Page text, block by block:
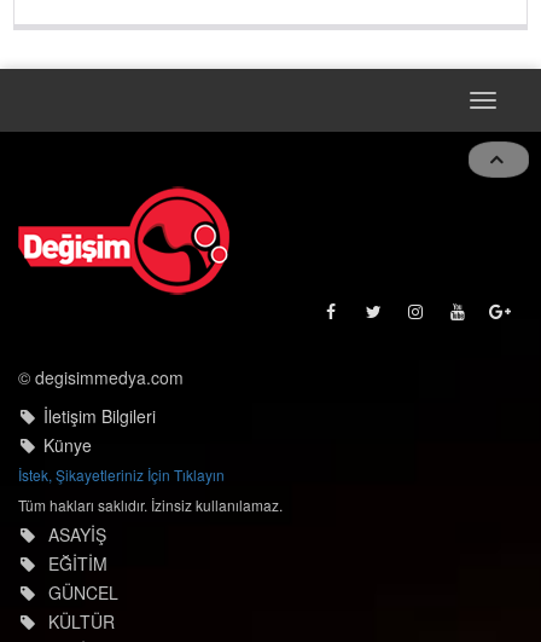
Toggle
© degisimmedya.com
İletişim Bilgileri
Künye
İstek, Şikayetleriniz İçin Tıklayın
Tüm hakları saklıdır. İzinsiz kullanılamaz.
ASAYİŞ
EĞİTİM
GÜNCEL
KÜLTÜR